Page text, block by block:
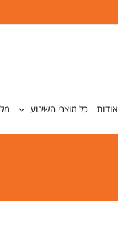
אודות כל מוצרי השינוע